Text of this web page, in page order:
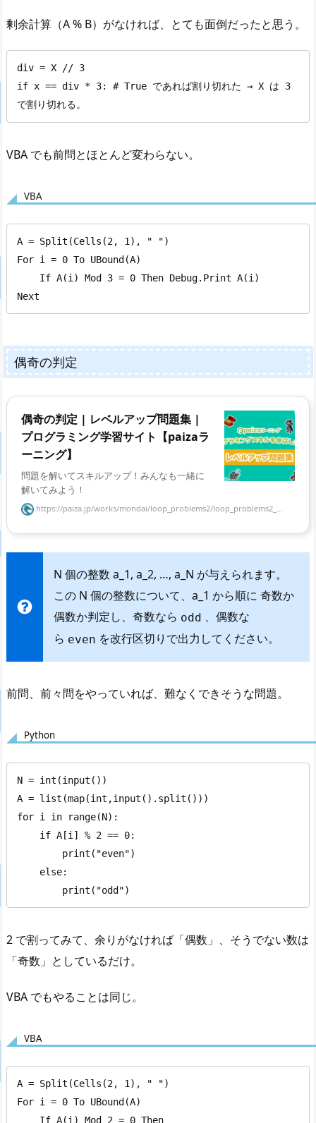
剰余計算（A % B）がなければ、とても面倒だったと思う。
div = X // 3
if x == div * 3: # True であれば割り切れた → X は 3
で割り切れる。
VBA でも前問とほとんど変わらない。
VBA
A = Split(Cells(2, 1), " ")
For i = 0 To UBound(A)
Next
偶奇の判定
偶奇の判定 | レベルアップ問題集 |
プログラミング学習サイト【paizaラ
ーニング】
問題を解いてスキルアップ！みんなも一緒に
解いてみよう！
https://paiza.jp/works/mondai/loop_problems2/loop_problems2_...
N 個の整数 a_1, a_2, …, a_N が与えられます。
この N 個の整数について、a_1 から順に 奇数か
偶数か判定し、奇数なら odd 、偶数な
ら even を改行区切りで出力してください。
前問、前々問をやっていれば、難なくできそうな問題。
Python
N = int(input())
A = list(map(int,input().split()))
for i in range(N):
        print("odd")
2 で割ってみて、余りがなければ「偶数」、そうでない数は
「奇数」としているだけ。
VBA でもやることは同じ。
VBA
A = Split(Cells(2, 1), " ")
For i = 0 To UBound(A)